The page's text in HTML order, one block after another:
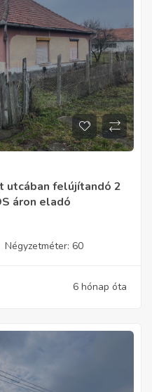
utcában felújítandó 2
áron eladó
Négyzetméter: 60
6 hónap óta